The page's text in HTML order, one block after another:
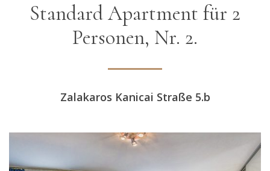
Standard Apartment für 2
Personen, Nr. 2.
Zalakaros Kanicai Straße 5.b